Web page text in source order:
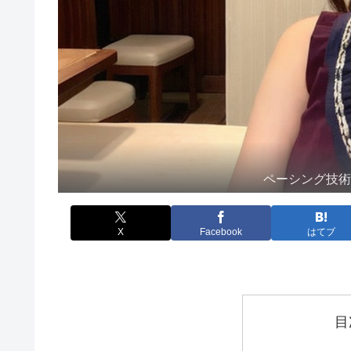
ペーシング技
X Facebook はてブ